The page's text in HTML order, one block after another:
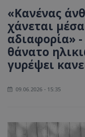
«Κανένας
χάνεται
αδιαφορία»
θάνατο
γυρέψει
09.06.2026 - 15:35